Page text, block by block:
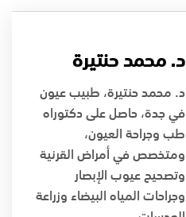
د. محمد حنتيرة
د. محمد حنتيرة، طبيب عيون
في جدة، حاصل على دكتوراه
طب وجراحة العيون،
ومتخصص في أمراض القرنية
وتصحيح عيوب الإبصار
وجراحات المياه البيضاء وزراعة